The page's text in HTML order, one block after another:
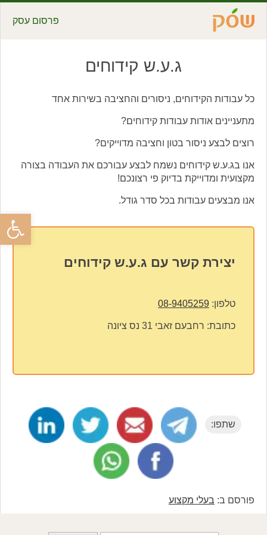
פתח
פרסום עסק
ג.ע.ש קידוחים
כל עבודות הקידוחים, ניסורים והחציבה בשירות אחד
מתעניינים אודות עבודות קידוחים?
רוצים לבצע ניסור בטון וחציבה מדוייקים?
אנו בג.ע.ש קידוחים נשמח לבצע עבורכם את העבודה בצורה
מקצועית ומדוייקת בדיוק פי רצונכם!
אנו מבצעים עבודות בכל סדר גודל.
יצירת קשר עם ג.ע.ש קידוחים
טלפון: 08-9405259
כתובת: רחבעם זאבי 31 נס ציונה
שתפו:
פורסם ב: בעלי מקצוע